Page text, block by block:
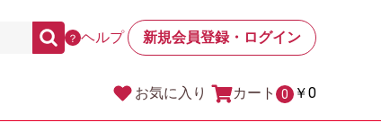
？ ヘルプ 新規会員登録・ログイン
お気に入り カート 0 ￥0